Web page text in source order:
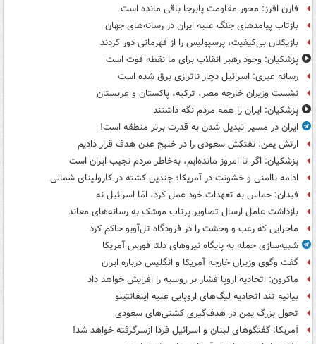
فارن افرز: محور مقاومت پابرجا باقی مانده است
بازتاب پیامدهای جنگ علیه ایران در رسانه‌های جهان
بازیکنان بی‌کیفیت، پرسپولیس را از قهرمانی دور کردند
پزشکیان: وجود رهبر انقلاب برای ما نقطه قوت است
رسانه عبری: اسرائیل دچار ناترازی برق شده است
نشست وزیران خارجه مصر، ترکیه، پاکستان و عربستان
پزشکیان: ایران را همه مردم نگه داشتند
ایران در مسیر تبدیل شدن به قدرت برتر منطقه است!
ارتش یمن: نفتکش سعودی را در خلیج عدن هدف قرار دادیم
پزشکیان: اگر تا امروز مانده‌ایم، به‌خاطر مردم نجیب ایران است
ادامه ناامنی و خشونت در آمریکا؛ چندین کشته در کارولینای شمالی
فیدان: حماس به تعهدات خود عمل کرد، امّا اسرائیل نه
بازداشت عامل ارسال تصاویر پرتاب موشک به رسانه‌های معاند
ماجرایی که رعب و وحشت را در فرودگاه تل‌آویو حاکم کرد
شبیه‌سازی حمله به پایگاه نیروهای دلتا فورس آمریکا
گفت وگوی وزیران خارجه آمریکا و انگلیس درباره ایران
ماکرون: اتحادیه اروپا فشار بر روسیه را افزایش خواهد داد
بیانیه تند اتحادیه لیگ‌های اروپایی علیه اینفانتینو
تحول بزرگ یمن در هدف‌گیری کشتی‌های سعودی
آمریکا: گفتگوهای لبنان و اسرائیل فردا ازسرگرفته خواهد شد!